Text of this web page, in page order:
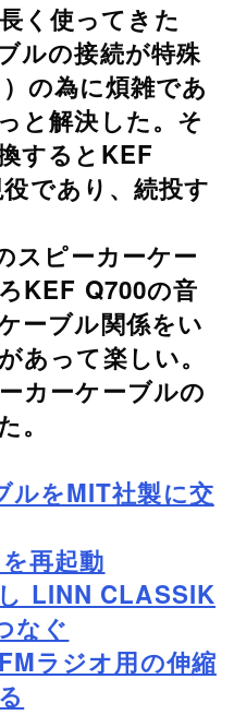
く使ってきた
ルの接続が特殊
の為に煩雑であ
と解決した。そ
するとKEF
であり、続投す
スピーカーケー
KEF Q700の音
ーブル関係をい
あって楽しい。
カーケーブルの
。
ルをMIT社製に交
再起動
LINN CLASSIK
なぐ
ラジオ用の伸縮